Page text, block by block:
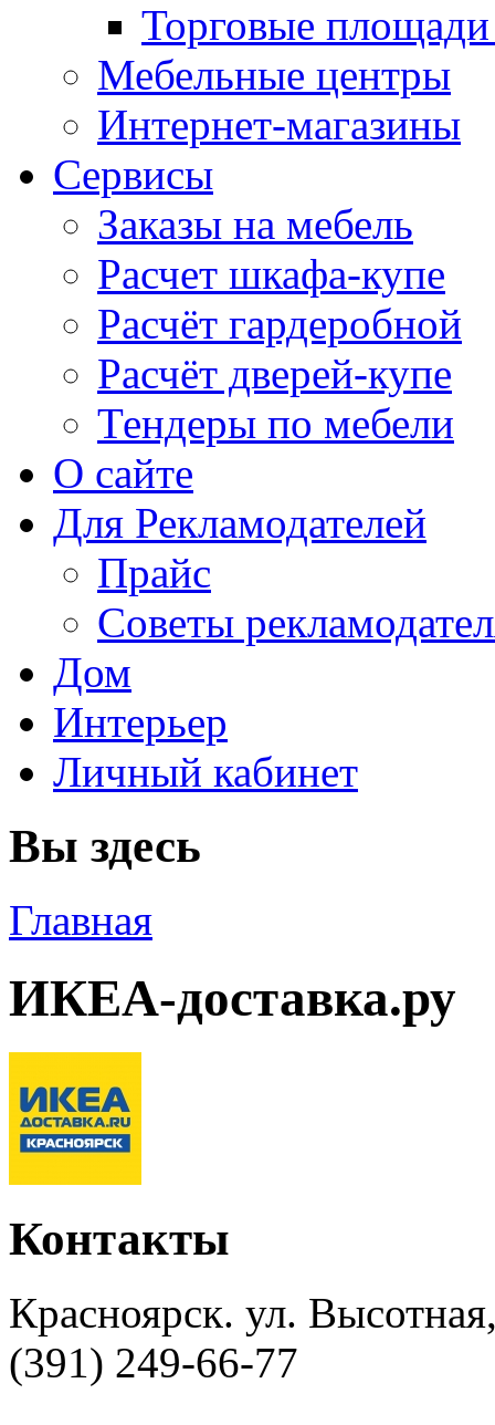
Торговые
Мебельные центры
Интернет-магазины
Сервисы
Заказы на мебель
Расчет шкафа-купе
Расчёт гардеробной
Расчёт дверей-купе
Тендеры по мебели
О сайте
Для Рекламодателей
Прайс
Советы
Дом
Интерьер
Личный кабинет
Вы здесь
Главная
ИКЕА-доставка.ру
Контакты
Красноярск. ул.
(391) 249-66-77